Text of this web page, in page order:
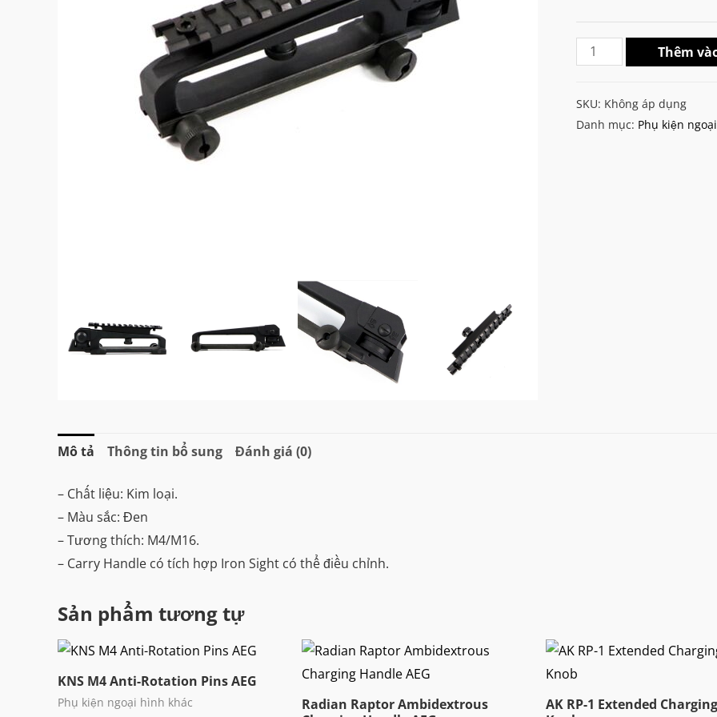
M4
Carry
+
Thêm
SKU: Không áp dụng
Danh mục: Phụ kiện
Mô tả Thông tin bổ sung Đánh giá (0)
– Chất liệu: Kim loại.
– Màu sắc: Đen
– Tương thích: M4/M16.
– Carry Handle có tích hợp Iron Sight có thể điều chỉnh.
Sản phẩm tương tự
KNS M4 Anti-Rotation Pins AEG
Phụ kiện ngoại hình khác
Radian Raptor Ambidextrous
AK RP-1 Extended